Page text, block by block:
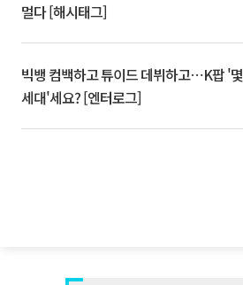
멀다 [해시태그]
빅뱅 컴백하고 튜이드 데뷔하고⋯K팝 '몇
세대'세요? [엔터로그]